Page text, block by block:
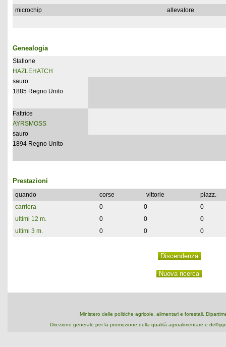
microchip allevatore
Genealogia
Stallone
HAZLEHATCH
sauro
1885 Regno Unito
Fattrice
AYRSMOSS
sauro
1894 Regno Unito
Prestazioni
quando corse vittorie
piazz.
carriera
0 0
0
ultimi 12 m.
0 0
0
ultimi 3 m.
0 0 0
Ministero delle politiche agricole, alimentari e forestali,
Direzione generale per la promozione della qualità agroalimentare e